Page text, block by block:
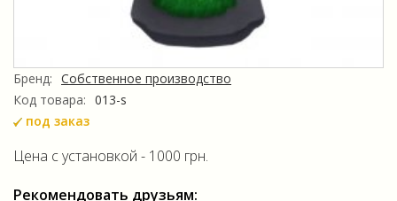
Бренд: Собственное производство
Код товара: 013-s
под заказ
Цена с установкой - 1000 грн.
Рекомендовать друзьям: